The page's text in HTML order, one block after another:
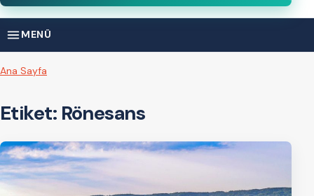
MENÜ
Ana Sayfa
Etiket: Rönesans